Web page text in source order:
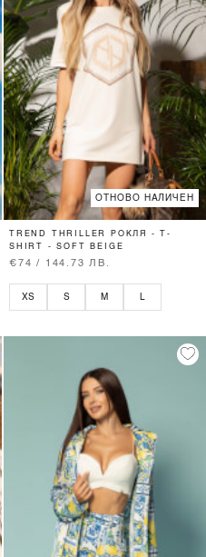
ОТНОВО НАЛИЧЕН
TREND THRILLER РОКЛЯ - T-
SHIRT - SOFT BEIGE
€74 / 144.73 ЛВ.
XS S M